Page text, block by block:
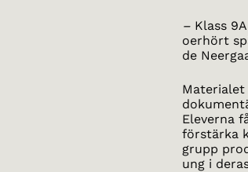
– Klass
oerhört
de
Eleverna
förstärka
grupp
ung i